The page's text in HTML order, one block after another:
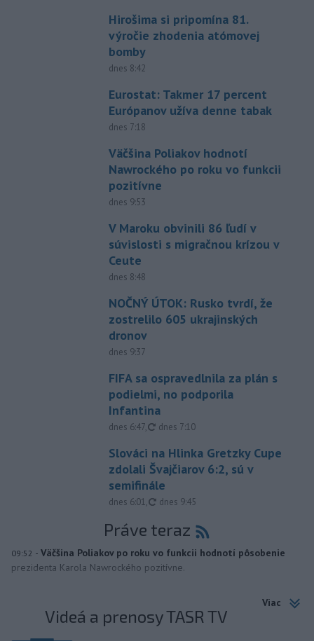
Hirošima si pripomína 81.
výročie zhodenia atómovej
bomby
dnes 8:42
Eurostat: Takmer 17 percent
Európanov užíva denne tabak
dnes 7:18
Väčšina Poliakov hodnotí
Nawrockého po roku vo funkcii
pozitívne
dnes 9:53
V Maroku obvinili 86 ľudí v
súvislosti s migračnou krízou v
Ceute
dnes 8:48
NOČNÝ ÚTOK: Rusko tvrdí, že
zostrelilo 605 ukrajinských
dronov
dnes 9:37
FIFA sa ospravedlnila za plán s
podielmi, no podporila
Infantina
dnes 6:47, aktualizované
dnes 7:10
Slováci na Hlinka Gretzky Cupe
zdolali Švajčiarov 6:2, sú v
semifinále
dnes 6:01, aktualizované
dnes 9:45
Práve teraz
09:52 - Väčšina Poliakov po roku vo funkcii hodnotí pôsobenie
prezidenta Karola Nawrockého pozitívne.
Viac
Videá a prenosy TASR TV